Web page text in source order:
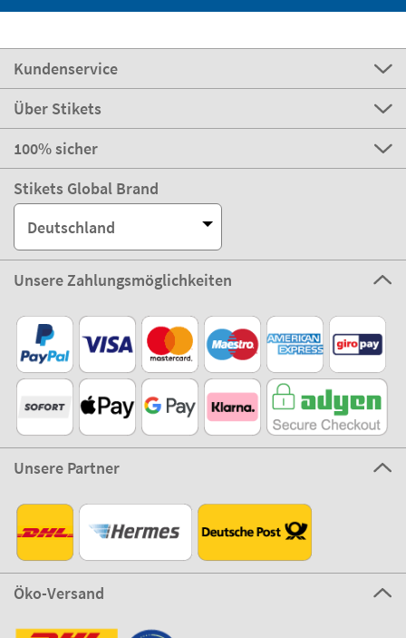
Kundenservice
Über Stikets
100% sicher
Stikets Global Brand
Deutschland
Unsere Zahlungsmöglichkeiten
Unsere Partner
Öko-Versand